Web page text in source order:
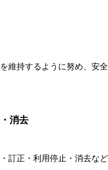
維持するように努め、安
消去
訂正・利用停止・消去な